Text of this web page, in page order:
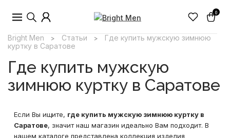
0
Bright Men > Статьи >
Где купить мужскую зимнюю
куртку в Саратове
Где купить мужскую
зимнюю куртку в Саратове
Если Вы ищите, где купить мужскую зимнюю куртку в
Саратове, значит наш магазин идеально Вам подходит. В
нашем каталоге представлена коллекция изделия